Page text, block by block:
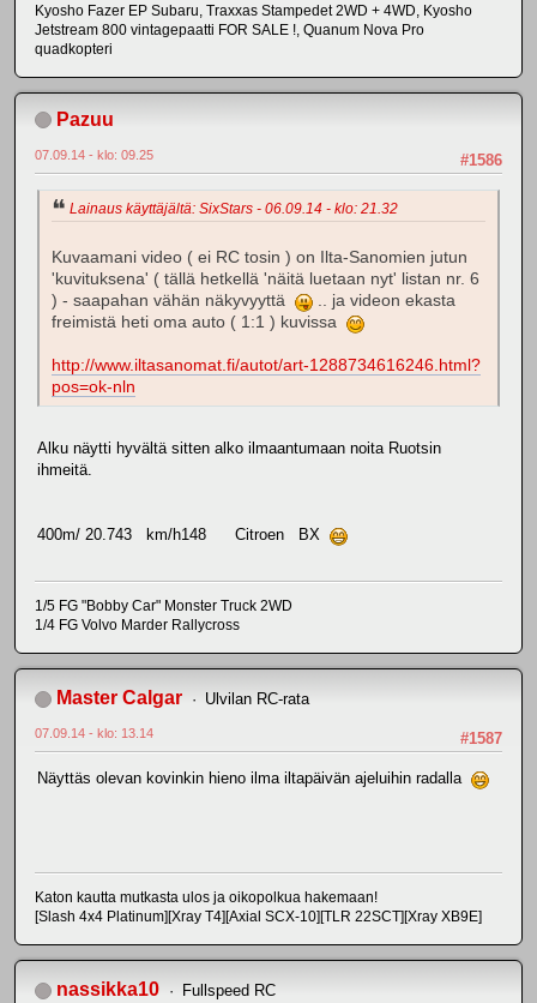
Kyosho Fazer EP Subaru, Traxxas Stampedet 2WD + 4WD, Kyosho
Jetstream 800 vintagepaatti FOR SALE !, Quanum Nova Pro
quadkopteri
Pazuu
#1586
07.09.14 - klo: 09.25
Lainaus käyttäjältä: SixStars - 06.09.14 - klo: 21.32
Kuvaamani video ( ei RC tosin ) on Ilta-Sanomien jutun
'kuvituksena' ( tällä hetkellä 'näitä luetaan nyt' listan nr. 6
) - saapahan vähän näkyvyyttä
.. ja videon ekasta
freimistä heti oma auto ( 1:1 ) kuvissa
http://www.iltasanomat.fi/autot/art-1288734616246.html?
pos=ok-nln
Alku näytti hyvältä sitten alko ilmaantumaan noita Ruotsin
ihmeitä.
400m/ 20.743 km/h148 Citroen BX
1/5 FG "Bobby Car" Monster Truck 2WD
1/4 FG Volvo Marder Rallycross
Master Calgar Ulvilan RC-rata
#1587
07.09.14 - klo: 13.14
Näyttäs olevan kovinkin hieno ilma iltapäivän ajeluihin radalla
Katon kautta mutkasta ulos ja oikopolkua hakemaan!
[Slash 4x4 Platinum][Xray T4][Axial SCX-10][TLR 22SCT][Xray XB9E]
nassikka10 Fullspeed RC